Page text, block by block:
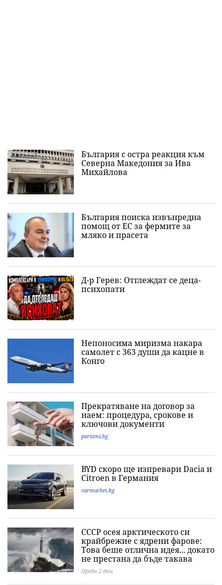
България с остра реакция към
Северна Македония за Ива
Михайлова
България поиска извънредна
помощ от ЕС за фермите за
мляко и прасета
Д-р Герев: Отглеждат се деца-
психопати
Непоносима миризма накара
самолет с 363 души да кацне в
Конго
Прекратяване на договор за
наем: процедура, срокове и
ключови документи
pariteni.bg
BYD скоро ще изпревари Dacia и
Citroеn в Германия
carmarket.bg
СССР осея арктическото си
крайбрежие с ядрени фарове:
Това беше отлична идея... докато
не престана да бъде такава
Преди 2 дни